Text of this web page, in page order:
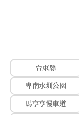
台東縣
卑南水圳公園
馬亨亨慢車道